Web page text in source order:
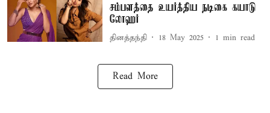
சம்பளத்தை உயர்த்திய நடிகை கயாடு
லோஹர்
தினத்தந்தி 18 May 2025 1 min read
Read More